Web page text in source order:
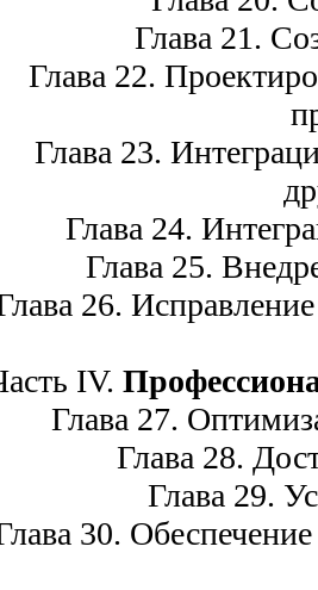
Глава 21.
Глава 22.
Глава 23.
Глава 24.
Глава 25.
26.
IV.
Глава 27.
Глава 28.
Глава 29.
30.